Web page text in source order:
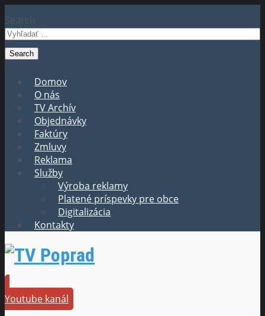
Search
Domov
O nás
TV Archív
Objednávky
Faktúry
Zmluvy
Reklama
Služby
Výroba reklamy
Platené príspevky pre obce
Digitalizácia
Kontakty
Youtube kanál